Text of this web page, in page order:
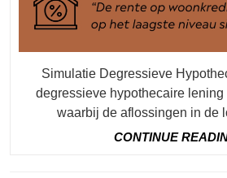
Simulatie Degressieve Hypothecaire Lening Een
degressieve hypothecaire
waarbij de aflossingen in de
CONTINUE